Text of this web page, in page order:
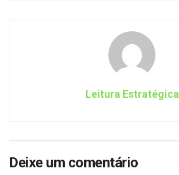
Leitura Estratégica
Deixe um comentário